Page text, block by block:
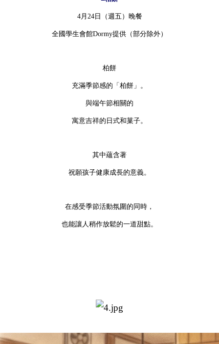
4月24日（週五）晚餐
全國學生會館Dormy提供（部分除外）
柏餅
充滿季節感的「柏餅」。
與端午節相關的
寓意吉祥的日式和菓子。
其中蘊含著
祝願孩子健康成長的意義。
在感受季節活動氛圍的同時，
也能讓人稍作放鬆的一道甜點。